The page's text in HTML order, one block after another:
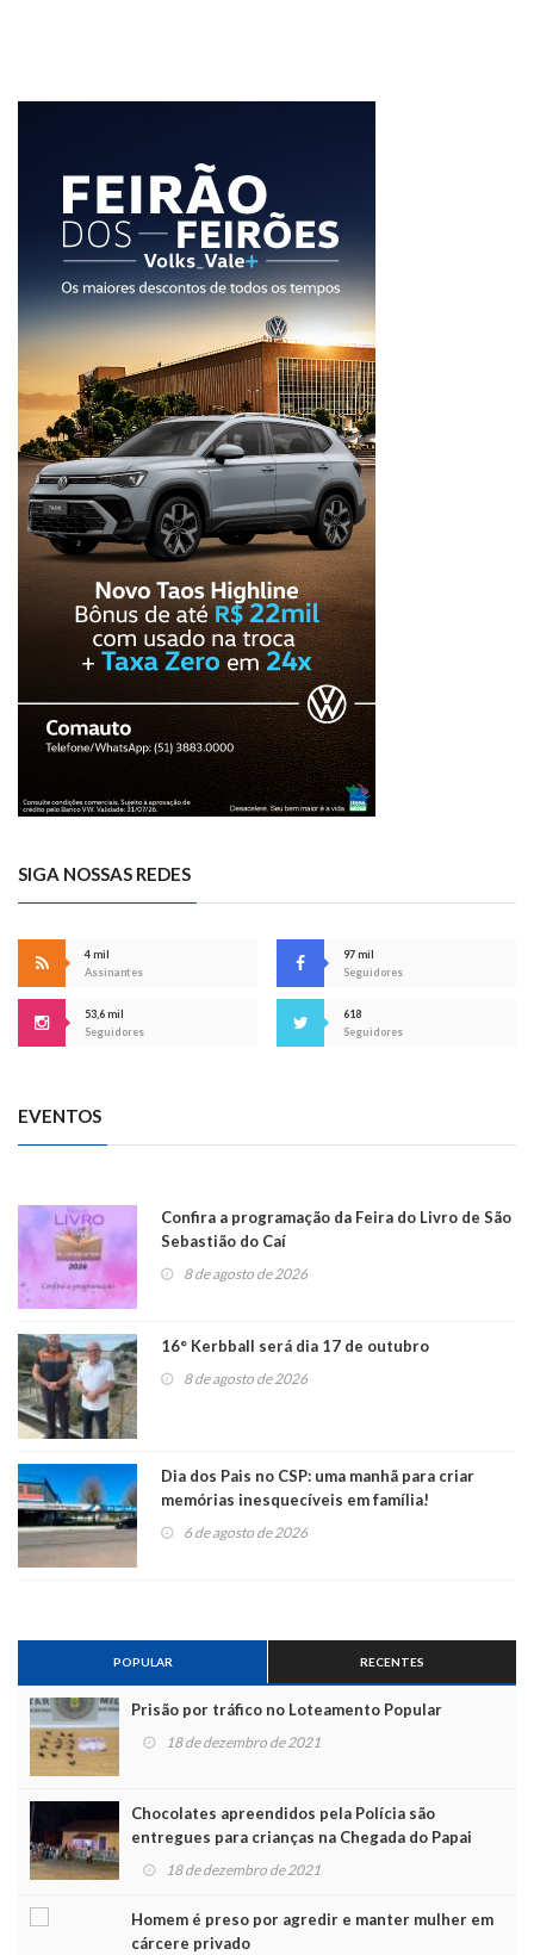
SIGA NOSSAS REDES
4 mil
Assinantes
97 mil
Seguidores
53,6 mil
Seguidores
618
Seguidores
EVENTOS
Confira a programação da Feira do Livro de São
Sebastião do Caí
8 de agosto de 2026
16° Kerbball será dia 17 de outubro
8 de agosto de 2026
Dia dos Pais no CSP: uma manhã para criar
memórias inesquecíveis em família!
6 de agosto de 2026
POPULAR RECENTES
Prisão por tráfico no Loteamento Popular
18 de dezembro de 2021
Chocolates apreendidos pela Polícia são
entregues para crianças na Chegada do Papai
Noel 18 de dezembro de 2021
Homem é preso por agredir e manter mulher em
cárcere privado